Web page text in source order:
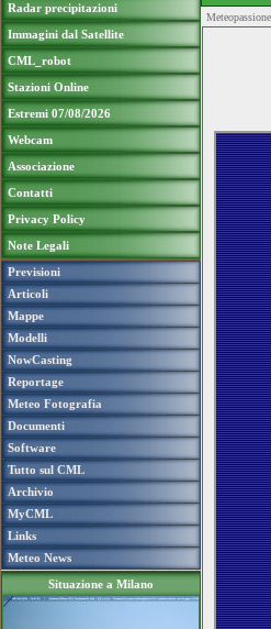
Radar precipitazioni
Immagini dal Satellite
CML_robot
Stazioni Online
Estremi 07/08/2026
Webcam
Associazione
Contatti
Privacy Policy
Note Legali
Previsioni
Articoli
Mappe
Modelli
NowCasting
Reportage
Meteo Fotografia
Documenti
Software
Tutto sul CML
Archivio
MyCML
Links
Meteo News
Situazione a Milano